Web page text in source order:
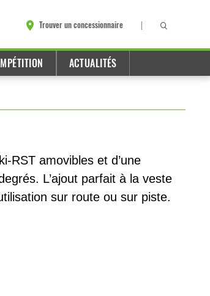
Trouver un concessionnaire
ACTUALITÉS
RST amovibles et d’une
L’ajout parfait à la veste
sur route ou sur piste.